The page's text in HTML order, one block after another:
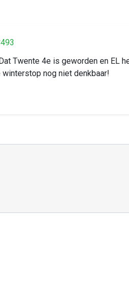
Twente 4e is geworden en EL
nog niet denkbaar!